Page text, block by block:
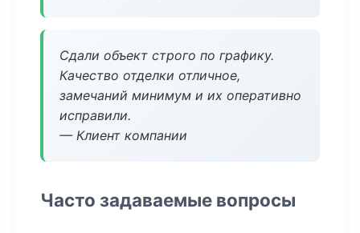
Сдали объект строго по графику.
Качество отделки отличное,
замечаний минимум и их оперативно
исправили.
— Клиент компании
Часто задаваемые вопросы